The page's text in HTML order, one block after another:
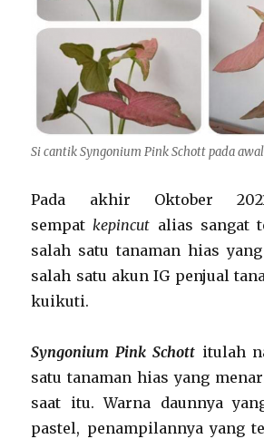
Si cantik Syngonium Pink Schott pada
Pada akhir Oktober
sempat kepincut alias sangat
salah satu tanaman hias
salah satu akun IG penjual
kuikuti.
Syngonium Pink Schott itulah
satu tanaman hias yang
saat itu. Warna daunnya
pastel, penampilannya yang